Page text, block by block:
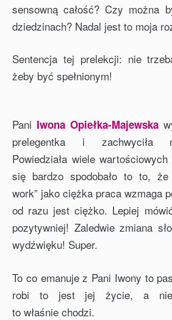
sensowną całość? Czy można
dziedzinach? Nadal jest to moja
Sentencja tej prelekcji: nie
żeby być spełnionym!
Pani Iwona Opiełka-Majewska
prelegentka i zachwyciła
Powiedziała wiele
się bardzo spodobało to to, że
work” jako ciężka praca wzmaga
od razu jest ciężko. Lepiej
pozytywniej! Zaledwie zmiana
wydźwięku! Super.
To co emanuje z Pani Iwony to
robi to jest jej życie, a
to właśnie chodzi.